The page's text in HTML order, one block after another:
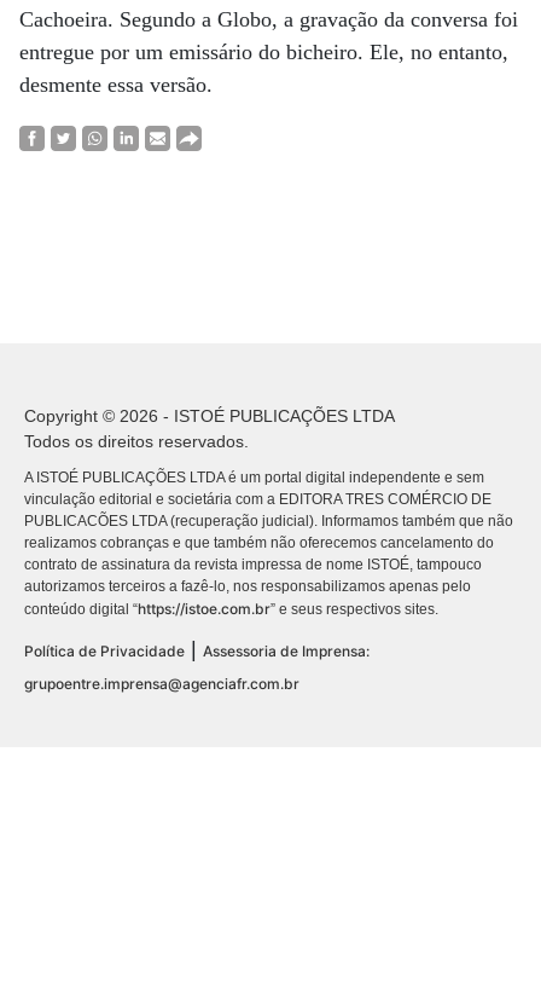
Cachoeira. Segundo a Globo, a gravação da conversa foi
entregue por um emissário do bicheiro. Ele, no entanto,
desmente essa versão.
Copyright © 2026 - ISTOÉ PUBLICAÇÕES LTDA
Todos os direitos reservados.
A ISTOÉ PUBLICAÇÕES LTDA é um portal digital independente e sem
vinculação editorial e societária com a EDITORA TRES COMÉRCIO DE
PUBLICACÕES LTDA (recuperação judicial). Informamos também que não
realizamos cobranças e que também não oferecemos cancelamento do
contrato de assinatura da revista impressa de nome ISTOÉ, tampouco
autorizamos terceiros a fazê-lo, nos responsabilizamos apenas pelo
conteúdo digital “https://istoe.com.br” e seus respectivos sites.
Política de Privacidade
Assessoria de Imprensa:
grupoentre.imprensa@agenciafr.com.br